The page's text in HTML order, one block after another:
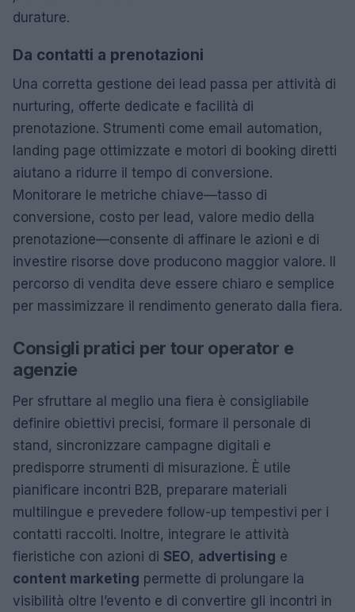
durature.
Da contatti a prenotazioni
Una corretta gestione dei lead passa per attività di
nurturing, offerte dedicate e facilità di
prenotazione. Strumenti come email automation,
landing page ottimizzate e motori di booking diretti
aiutano a ridurre il tempo di conversione.
Monitorare le metriche chiave—tasso di
conversione, costo per lead, valore medio della
prenotazione—consente di affinare le azioni e di
investire risorse dove producono maggior valore. Il
percorso di vendita deve essere chiaro e semplice
per massimizzare il rendimento generato dalla fiera.
Consigli pratici per tour operator e
agenzie
Per sfruttare al meglio una fiera è consigliabile
definire obiettivi precisi, formare il personale di
stand, sincronizzare campagne digitali e
predisporre strumenti di misurazione. È utile
pianificare incontri B2B, preparare materiali
multilingue e prevedere follow-up tempestivi per i
contatti raccolti. Inoltre, integrare le attività
fieristiche con azioni di SEO, advertising e
content marketing permette di prolungare la
visibilità oltre l’evento e di convertire gli incontri in